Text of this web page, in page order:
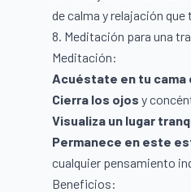
de calma y relajación que
8. Meditación para una
Meditación:
Acuéstate en tu cama
Cierra los ojos y
Visualiza un lugar
Permanece en este
cualquier pensamiento
Beneficios: